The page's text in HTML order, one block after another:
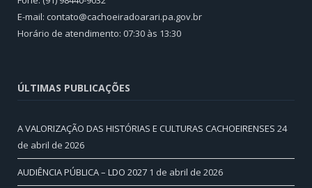
E-mail: contato@cachoeiradoarari.pa.gov.br
Horário de atendimento: 07:30 às 13:30
ÚLTIMAS PUBLICAÇÕES
A VALORIZAÇÃO DAS HISTÓRIAS E CULTURAS CACHOEIRENSES 24
de abril de 2026
AUDIÊNCIA PÚBLICA – LDO 2027 1 de abril de 2026